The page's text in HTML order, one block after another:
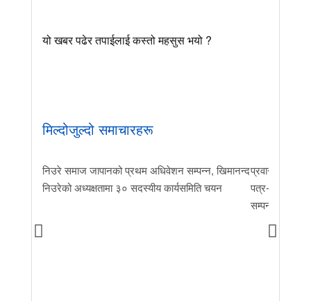
यो खबर पढेर तपाईलाई कस्तो महसुस भयो ?
मिल्दोजुल्दो समाचारहरू
निउरे समाज जापानको प्रथम अधिवेशन सम्पन्न, खिमानन्द
निउरेको अध्यक्षतामा ३० सदस्यीय कार्यसमिति चयन
प्रवास र
पत्र-२०२६
सम्पन्न